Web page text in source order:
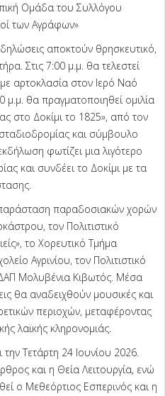
Ομάδα του Συλλόγου
των Αγράφων»
αποκτούν θρησκευτικό,
Στις 7:00 μ.μ. θα τελεστεί
αρτοκλασία στον Ιερό Ναό
μ.μ. θα πραγματοποιηθεί ομιλία
στο Δοκίμι το 1825», από τον
και σύμβουλο
φωτίζει μια λιγότερο
και συνδέει το Δοκίμι με τα
παραδοσιακών χορών
τον Πολιτιστικό
το Χορευτικό Τμήμα
Αγρινίου, τον Πολιτιστικό
Μολυβένια Κιβωτός. Μέσα
θα αναδειχθούν μουσικές και
περιοχών, μεταφέροντας
λαϊκής κληρονομιάς.
Τετάρτη 24 Ιουνίου 2026.
και η Θεία Λειτουργία, ενώ
ο Μεθεόρτιος Εσπερινός και η